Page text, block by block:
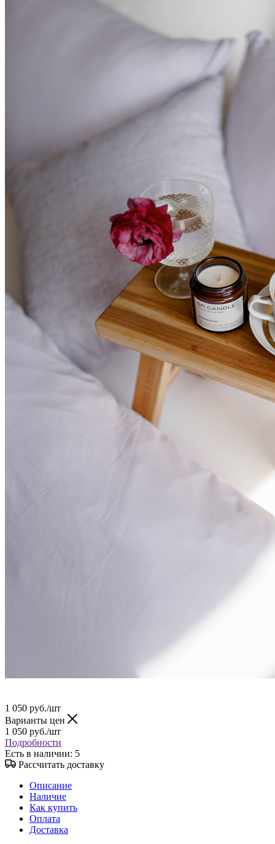
1 050 руб./шт
Варианты цен
1 050 руб./шт
Подробности
Есть в наличии: 5
Рассчитать доставку
Описание
Наличие
Как купить
Оплата
Доставка